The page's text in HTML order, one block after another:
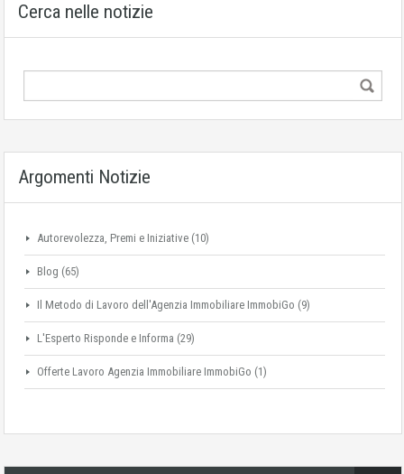
Cerca nelle notizie
Argomenti Notizie
Autorevolezza, Premi e Iniziative (10)
Blog (65)
Il Metodo di Lavoro dell'Agenzia Immobiliare ImmobiGo (9)
L'Esperto Risponde e Informa (29)
Offerte Lavoro Agenzia Immobiliare ImmobiGo (1)